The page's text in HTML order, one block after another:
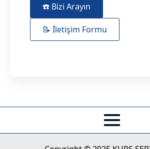
☎️ Bizi Arayın
📝 İletişim Formu